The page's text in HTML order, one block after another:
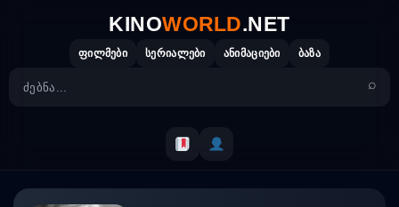
KINOWORLD.NET
ფილმები სერიალები ანიმაციები ბაზა